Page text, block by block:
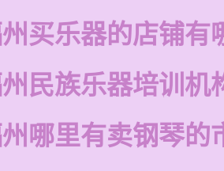
买乐器的店铺有
民族乐器培训机
哪里有卖钢琴的